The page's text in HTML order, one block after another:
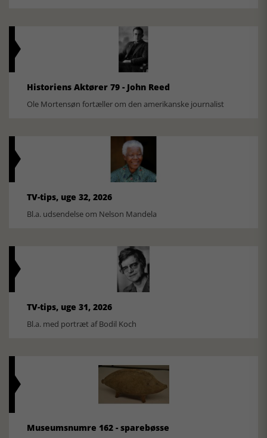
Historiens Aktører 79 - John Reed
Ole Mortensøn fortæller om den amerikanske journalist
TV-tips, uge 32, 2026
Bl.a. udsendelse om Nelson Mandela
TV-tips, uge 31, 2026
Bl.a. med portræt af Bodil Koch
Museumsnumre 162 - sparebøsse